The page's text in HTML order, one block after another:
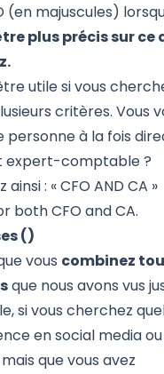
(en majuscules)
plus précis sur ce
utile si vous
critères. Vous
personne à la fois
expert-comptable ?
: « CFO AND CA »
()
vous combinez
que nous avons vus
si vous cherchez
en social media
que vous avez